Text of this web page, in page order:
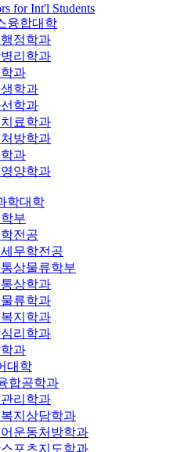
for Int'l Students
융합대학
정학과
리학과
과
학과
학과
료학과
방학과
과
양학과
학대학
부
전공
무학전공
상물류학부
상학과
류학과
지학과
리학과
과
대학
합공학과
리학과
지상담학과
운동처방학과
포츠지도학과